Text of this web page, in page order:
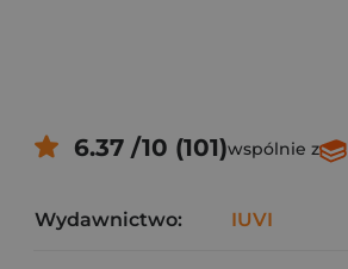
6.37 /10 (101)wspólnie z
Wydawnictwo: IUVI